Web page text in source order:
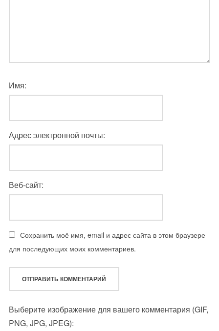
Имя:
Адрес электронной почты:
Веб-сайт:
Сохранить моё имя, email и адрес сайта в этом браузере
для последующих моих комментариев.
Выберите изображение для вашего комментария (GIF,
PNG, JPG, JPEG):